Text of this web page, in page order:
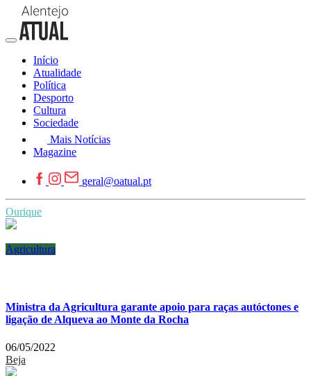
Início
Atualidade
Política
Desporto
Cultura
Sociedade
Mais Notícias
Magazine
geral@oatual.pt
Ourique
Agricultura
Ministra da Agricultura garante apoio para raças autóctones e
ligação de Alqueva ao Monte da Rocha
06/05/2022
Beja